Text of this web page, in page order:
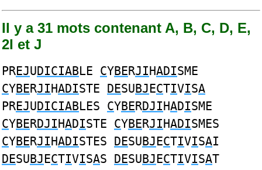
Il y a 31 mots contenant A, B, C, D, E,
2I et J
PREJUDICIABLE CYBERJIHADISME
CYBERJIHADISTE DESUBJECTIVISA
PREJUDICIABLES CYBERDJIHADISME
CYBERDJIHADISTE CYBERJIHADISMES
CYBERJIHADISTES DESUBJECTIVISAI
DESUBJECTIVISAS DESUBJECTIVISAT